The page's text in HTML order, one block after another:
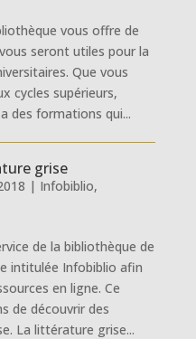
vous offre de
seront utiles pour la
Que vous
cycles supérieurs,
des formations qui...
grise
| Infobiblio,
de la bibliothèque de
intitulée Infobiblio afin
en ligne. Ce
de découvrir des
La littérature grise...